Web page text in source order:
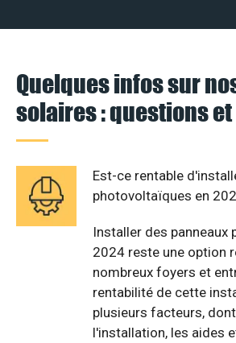
Quelques infos sur
solaires : questions
Est-ce rentable
photovoltaïques en
Installer des panneaux
2024 reste une option
nombreux foyers et
rentabilité de cette
plusieurs facteurs,
l'installation, les aides